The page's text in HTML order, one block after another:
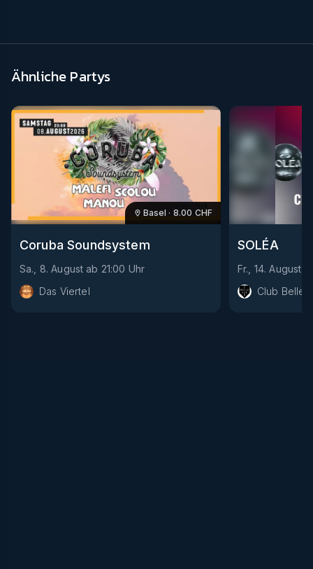
Ähnliche Partys
Basel · 8.00 CHF
Coruba Soundsystem
Sa., 8. August ab 21:00 Uhr
Das Viertel
SOLÉA
Fr., 14. August
Club